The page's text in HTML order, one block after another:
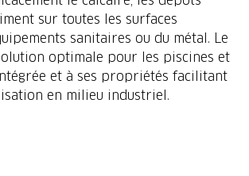
sur toutes les surfaces
sanitaires ou du métal. Le
optimale pour les piscines et
et à ses propriétés facilitant
en milieu industriel.